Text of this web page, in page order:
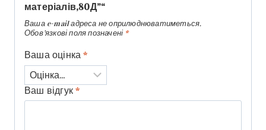
матеріалів,80Д”“
Ваша e-mail адреса не оприлюднюватиметься.
Обов’язкові поля позначені *
Ваша оцінка*
Ваш відгук*